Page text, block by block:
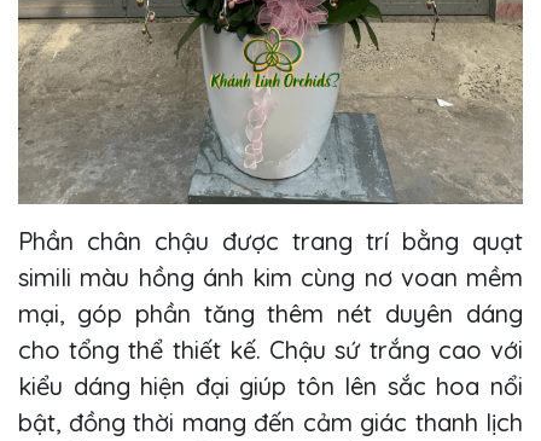
Phần chân chậu được trang trí bằng quạt
simili màu hồng ánh kim cùng nơ voan mềm
mại, góp phần tăng thêm nét duyên dáng
cho tổng thể thiết kế. Chậu sứ trắng cao với
kiểu dáng hiện đại giúp tôn lên sắc hoa nổi
bật, đồng thời mang đến cảm giác thanh lịch